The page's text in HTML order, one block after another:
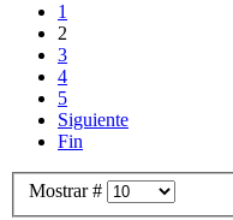
1
2
3
4
5
Siguiente
Fin
Mostrar #